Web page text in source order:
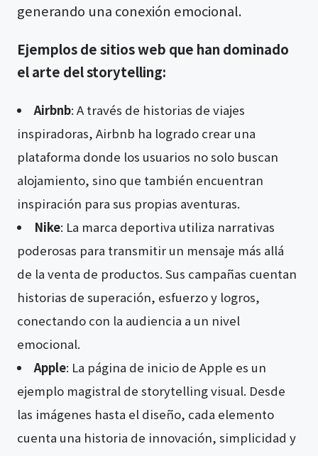
generando una conexión emocional.
Ejemplos de sitios web que han dominado
el arte del storytelling:
Airbnb: A través de historias de viajes
inspiradoras, Airbnb ha logrado crear una
plataforma donde los usuarios no solo buscan
alojamiento, sino que también encuentran
inspiración para sus propias aventuras.
Nike: La marca deportiva utiliza narrativas
poderosas para transmitir un mensaje más allá
de la venta de productos. Sus campañas cuentan
historias de superación, esfuerzo y logros,
conectando con la audiencia a un nivel
emocional.
Apple: La página de inicio de Apple es un
ejemplo magistral de storytelling visual. Desde
las imágenes hasta el diseño, cada elemento
cuenta una historia de innovación, simplicidad y